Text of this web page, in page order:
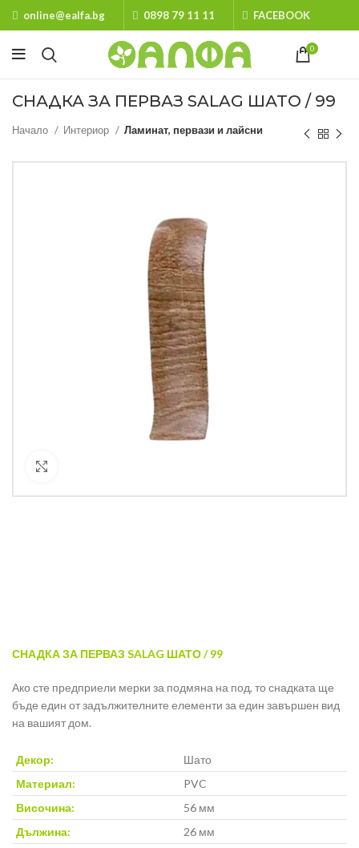
online@ealfa.bg 0898 79 11 11 FACEBOOK
0
СНАДКА ЗА ПЕРВАЗ SALAG ШАТО / 99
Начало Интериор Ламинат, первази и лайсни
СНАДКА ЗА ПЕРВАЗ SALAG ШАТО / 99
Ако сте предприели мерки за подмяна на под, то снадката ще
бъде един от задължителните елементи за един завършен вид
на вашият дом.
Декор:
Шато
Материал:
PVC
Височина:
56 мм
Дължина:
26 мм